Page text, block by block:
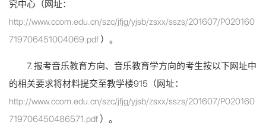
究中心（网址：
http://www.ccom.edu.cn/szc/jfjg/yjsb/zsxx/sszs/201607/P020160
719706451004069.pdf ）。
7. 报考音乐教育方向、音乐教育学方向的考生按以下网址中
的相关要求将材料提交至教学楼915（网址：
http://www.ccom.edu.cn/szc/jfjg/yjsb/zsxx/sszs/201607/P020160
719706450486571.pdf ）。